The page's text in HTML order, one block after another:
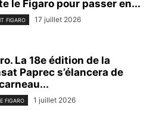
le Figaro pour passer en...
FIGARO 17 juillet 2026
La 18e édition de la
Paprec s’élancera de
FIGARO 1 juillet 2026